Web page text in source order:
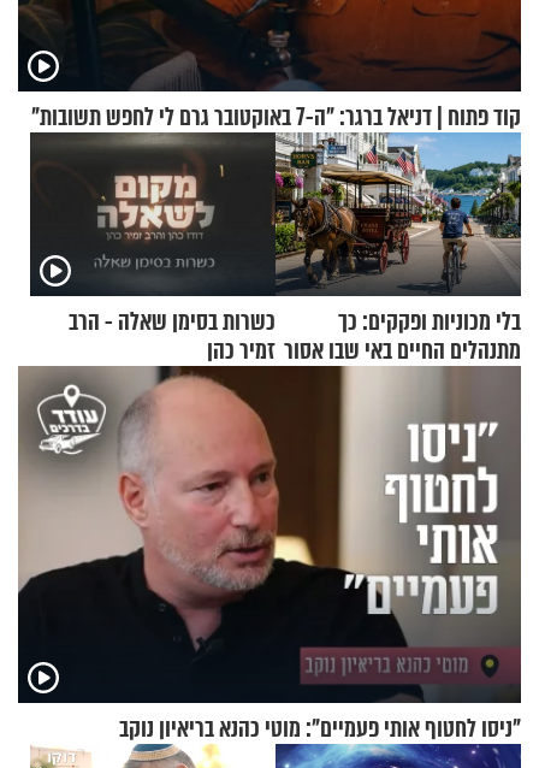
קוד פתוח | דניאל ברגר: "ה-7 באוקטובר גרם לי לחפש תשובות"
בלי מכוניות ופקקים: כך
מתנהלים החיים באי שבו אסור
כשרות בסימן שאלה - הרב
זמיר כהן
"ניסו לחטוף אותי פעמיים": מוטי כהנא בריאיון נוקב